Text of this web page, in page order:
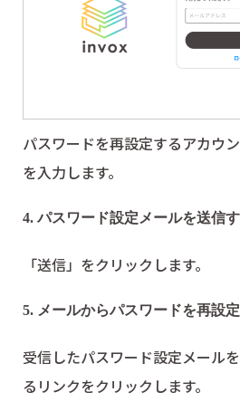
パスワードを再設定するアカウ
を入力します。
4. パスワード設定メールを送信
「送信」をクリックします。
5. メールからパスワードを再設
受信したパスワード設定メール
るリンクをクリックします。